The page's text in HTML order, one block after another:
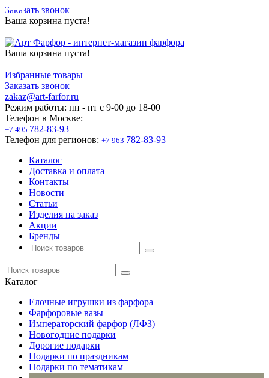
Заказать звонок
Ваша корзина пуста!
Ваша корзина пуста!
Избранные товары
Заказать звонок
zakaz@art-farfor.ru
Режим работы: пн - пт c 9-00 до 18-00
Телефон в Москве:
+7 495 782-83-93
Телефон для регионов: +7 963 782-83-93
Каталог
Доставка и оплата
Контакты
Новости
Статьи
Изделия на заказ
Акции
Бренды
Каталог
Елочные игрушки из фарфора
Фарфоровые вазы
Императорский фарфор (ЛФЗ)
Новогодние подарки
Дорогие подарки
Подарки по праздникам
Подарки по тематикам